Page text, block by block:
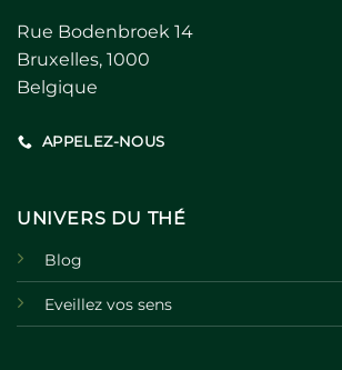
Rue Bodenbroek 14
Bruxelles, 1000
Belgique
APPELEZ-NOUS
UNIVERS DU THÉ
Blog
Eveillez vos sens